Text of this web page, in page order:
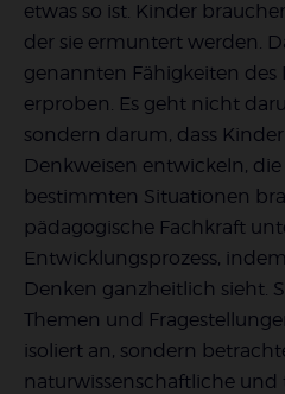
etwas so ist. Kinder
der sie ermuntert werden.
genannten Fähigkeiten des
erproben. Es geht nicht
sondern darum, dass
Denkweisen entwickeln, die
bestimmten Situationen
pädagogische Fachkraft
Entwicklungsprozess,
Denken ganzheitlich sieht.
Themen und
isoliert an, sondern
naturwissenschaftliche und